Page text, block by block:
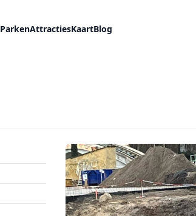
ParkenAttractiesKaartBlog